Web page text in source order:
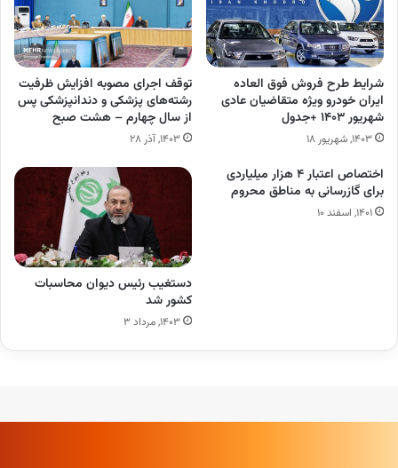
شرایط طرح فروش فوق العاده
ایران خودرو ویژه متقاضیان عادی
شهریور ۱۴۰۳ +جدول
۱۴۰۳, شهریور ۱۸
توقف اجرای مصوبه افزایش ظرفیت
رشته‌های پزشکی و دندانپزشکی پس
از سال چهارم – هشت صبح
۱۴۰۳, آذر ۲۸
اختصاص اعتبار ۴ هزار میلیاردی
برای گازرسانی به مناطق محروم
۱۴۰۱, اسفند ۱۰
دستغیب رئیس دیوان محاسبات
کشور شد
۱۴۰۳, مرداد ۳